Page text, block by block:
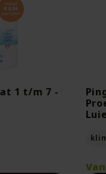
1 t/m 7 -